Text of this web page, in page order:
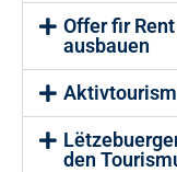
Offer fir
ausbauen
den